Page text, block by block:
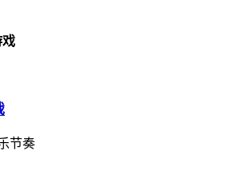
戏
节奏